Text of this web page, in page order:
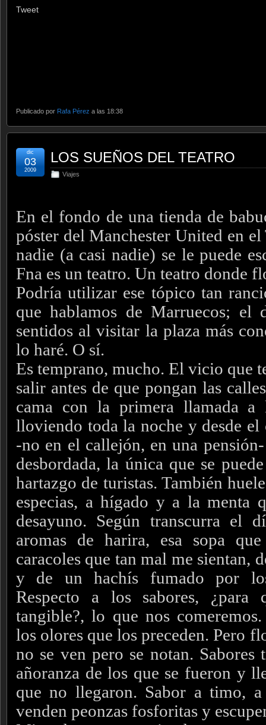
Tweet
Publicado por Rafa Pérez a las 18:38
LOS SUEÑOS DEL TEATRO
Viajes
dic
03
2009
En el fondo de una tienda de
póster del Manchester United en el
nadie (a casi nadie) se le puede
Fna es un teatro. Un teatro donde
Podría utilizar ese tópico tan
que hablamos de Marruecos; el
sentidos al visitar la plaza más
lo haré. O sí.
Es temprano, mucho. El vicio que
salir antes de que pongan las
cama con la primera llamada a
lloviendo toda la noche y desde
-no en el callejón, en una
desbordada, la única que se
hartazgo de turistas. También
especias, a hígado y a la menta
desayuno. Según transcurra el
aromas de harira, esa sopa
caracoles que tan mal me sientan,
y de un hachís fumado por
Respecto a los sabores,
tangible?, lo que nos
los olores que los preceden. Pero
no se ven pero se notan. Sabores
añoranza de los que se fueron y
que no llegaron. Sabor a timo, a
venden peonzas fosforitas y